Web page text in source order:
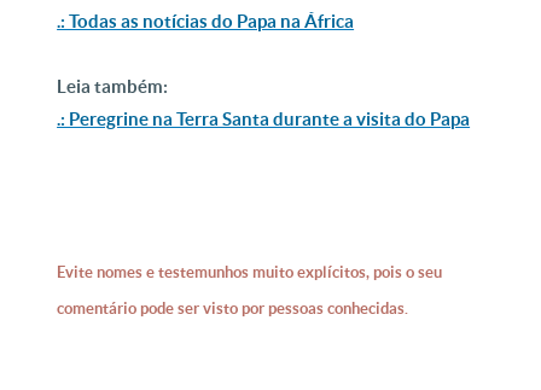
.: Todas as notícias do Papa na África
Leia também:
.: Peregrine na Terra Santa durante a visita do Papa
Evite nomes e testemunhos muito explícitos, pois o seu
comentário pode ser visto por pessoas conhecidas.